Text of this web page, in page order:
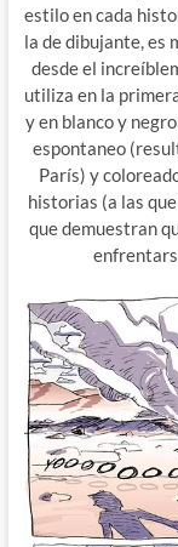
estilo en cada
la de dibujante, es
desde el
utiliza en la
y en blanco y
espontaneo
París) y
historias (a las
que demuestran